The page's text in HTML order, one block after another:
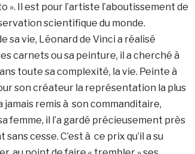
». Il est pour l’artiste l’aboutissement de
scientifique du monde.
sa vie, Léonard de Vinci a réalisé
carnets ou sa peinture, il a cherché à
toute sa complexité, la vie. Peinte à
son créateur la représentation la plus
jamais remis à son commanditaire,
femme, il l’a gardé précieusement près
cesse. C’est à ce prix qu’il a su